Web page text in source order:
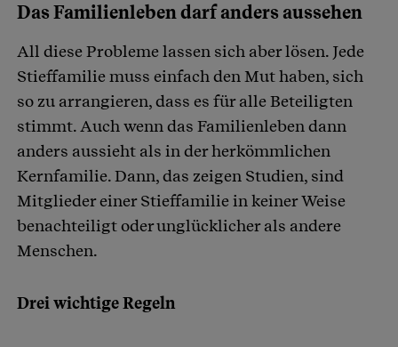
Das Familienleben darf anders aussehen
All diese Probleme lassen sich aber lösen. Jede
Stieffamilie muss einfach den Mut haben, sich
so zu arrangieren, dass es für alle Beteiligten
stimmt. Auch wenn das Familienleben dann
anders aussieht als in der herkömmlichen
Kernfamilie. Dann, das zeigen Studien, sind
Mitglieder einer Stieffamilie in keiner Weise
benachteiligt oder unglücklicher als andere
Menschen.
Drei wichtige Regeln